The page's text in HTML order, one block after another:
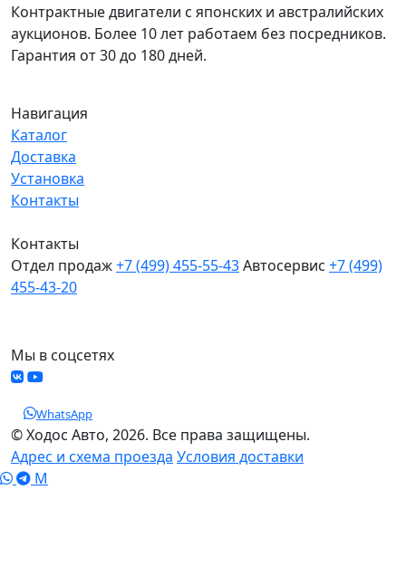
Контрактные двигатели с японских и австралийских
аукционов. Более 10 лет работаем без посредников.
Гарантия от 30 до 180 дней.
Навигация
Каталог
Доставка
Установка
Контакты
Контакты
Отдел продаж+7 (499) 455-55-43Автосервис +7 (499)
455-43-20
Мы в соцсетях
WhatsApp
© Ходос Авто, 2026. Все права защищены.
Адрес и схема проезда Условия доставки
M